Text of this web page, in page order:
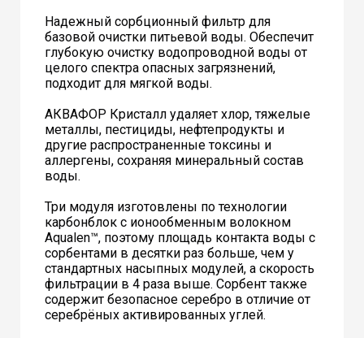
Надежный сорбционный фильтр для
базовой очистки питьевой воды. Обеспечит
глубокую очистку водопроводной воды от
целого спектра опасных загрязнений,
подходит для мягкой воды.
АКВАФОР Кристалл удаляет хлор, тяжелые
металлы, пестициды, нефтепродукты и
другие распространенные токсины и
аллергены, сохраняя минеральный состав
воды.
Три модуля изготовлены по технологии
карбонблок с ионообменным волокном
Aqualen™, поэтому площадь контакта воды с
сорбентами в десятки раз больше, чем у
стандартных насыпных модулей, а скорость
фильтрации в 4 раза выше. Сорбент также
содержит безопасное серебро в отличие от
серебрёных активированных углей.